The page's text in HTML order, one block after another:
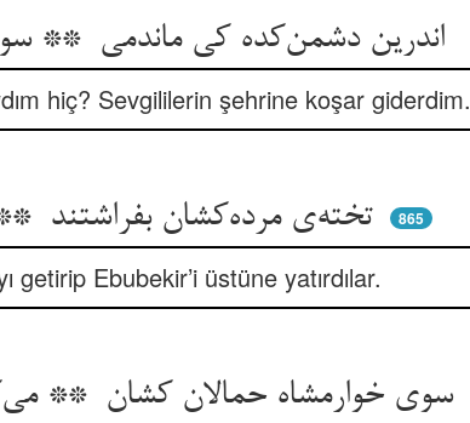
hiç? Sevgililerin şehrine koşar giderdim.
تخته‌ی مرده‌کشان بفراشتند ** وان ابوبکر مرا برداشتند 865
getirip Ebubekir’i üstüne yatırdılar.
سوی خوارمشاه حمالان کشان ** می‌کشیدندش که تا بیند نشان